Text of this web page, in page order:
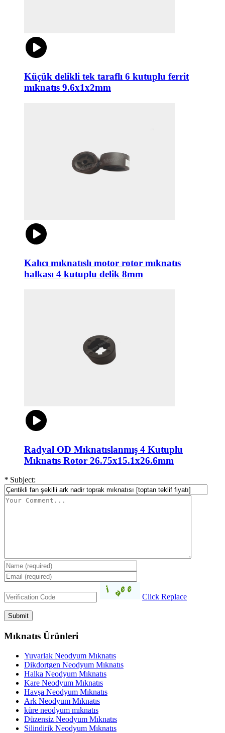
Küçük delikli tek taraflı 6 kutuplu ferrit
mıknatıs 9.6x1x2mm
Kalıcı mıknatıslı motor rotor mıknatıs
halkası 4 kutuplu delik 8mm
Radyal OD Mıknatıslanmış 4 Kutuplu
Mıknatıs Rotor 26.75x15.1x26.6mm
* Subject:
Click Replace
Mıknatıs Ürünleri
Yuvarlak Neodyum Mıknatıs
Dikdortgen Neodyum Mıknatıs
Halka Neodyum Mıknatıs
Kare Neodyum Mıknatıs
Havşa Neodyum Mıknatıs
Ark Neodyum Mıknatıs
küre neodyum mıknatıs
Düzensiz Neodyum Mıknatıs
Silindirik Neodyum Mıknatıs